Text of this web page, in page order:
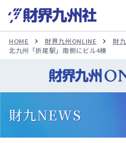
HOME 財界九州ONLINE
財
北九州「折尾駅」南側にビル4棟
財九NEWS